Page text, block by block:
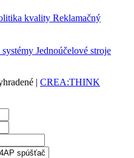
kvality Reklamačný
Jednoúčelové stroje
| CREA:THINK